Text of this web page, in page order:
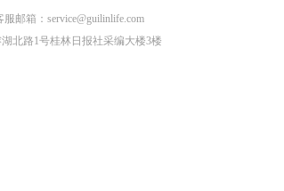
邮箱：service@guilinlife.com
北路1号桂林日报社采编大楼3楼